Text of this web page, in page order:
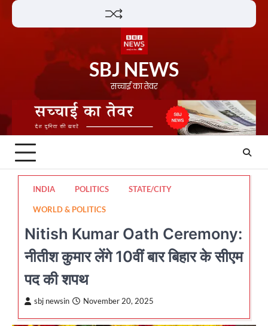
Skip
SBJ NEWS
सच्चाई का तेवर
INDIA POLITICS STATE/CITY
WORLD & POLITICS
Nitish Kumar Oath Ceremony:
नीतीश कुमार लेंगे 10वीं बार बिहार के सीएम
पद की शपथ
sbj newsin November 20, 2025